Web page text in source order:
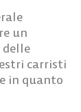
un
delle
carristi
in quanto